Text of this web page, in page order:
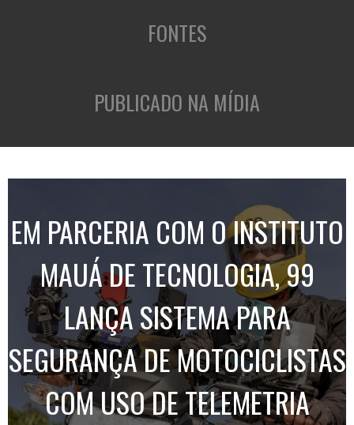
FONTES
PUBLICADO NA MÍDIA
EM PARCERIA COM O INSTITUTO
MAUÁ DE TECNOLOGIA, 99
LANÇA SISTEMA PARA
SEGURANÇA DE MOTOCICLISTAS
COM USO DE TELEMETRIA